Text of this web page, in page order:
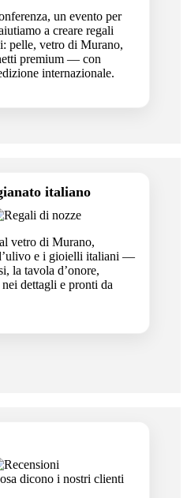
un evento per
a creare regali
pelle, vetro di Murano,
premium — con
internazionale.
italiano
vetro di Murano,
e i gioielli italiani —
la tavola d’onore,
dettagli e pronti da
dicono i nostri clienti